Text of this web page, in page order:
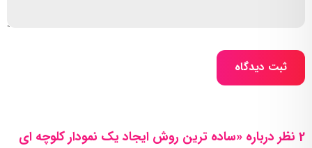
ثبت دیدگاه
2 نظر درباره «ساده ترین روش ایجاد یک نمودار کلوچه ای